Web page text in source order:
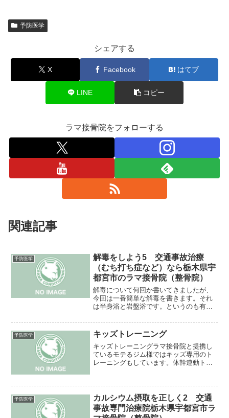
予防医学
シェアする
X Facebook はてブ
LINE コピー
ラマ接骨院をフォローする
関連記事
予防医学
解毒をしよう5 交通事故治療
（むち打ち症など）なら栃木県宇
都宮市のラマ接骨院（整骨院）
解毒について何回か書いてきましたが、
今回は一番簡単な解毒を書きます。それ
は半身浴と岩盤浴です。というのも有害
ゆっくり温めることによるジワジワっと
出る汗でないと駄目なんです。だから熱
いお風呂で一気に汗を流し...
予防医学 キッズトレーニング
キッズトレーニングラマ接骨院と提携し
ているモテるジム様ではキッズ専用のト
レーニングもしています。体幹連動トレ
リンピックも決まりましたし、今からキ
ッズの運動能力を上げるこ...
予防医学
カルシウム摂取を正しく2 交通
事故専門治療院栃木県宇都宮市ラ